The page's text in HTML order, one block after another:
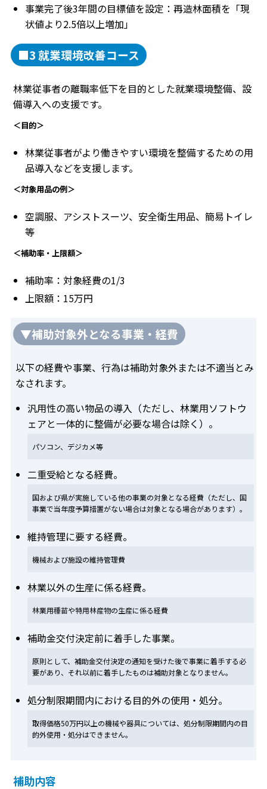
事業完了後3年間の目標値を設定：再造林面積を「現
状値より2.5倍以上増加」
■3 就業環境改善コース
林業従事者の離職率低下を目的とした就業環境整備、設
備導入への支援です。
＜目的＞
林業従事者がより働きやすい環境を整備するための用
品導入などを支援します。
＜対象用品の例＞
空調服、アシストスーツ、安全衛生用品、簡易トイレ
等
＜補助率・上限額＞
補助率：対象経費の1/3
上限額：15万円
▼補助対象外となる事業・経費
以下の経費や事業、行為は補助対象外または不適当とみ
なされます。
汎用性の高い物品の導入（ただし、林業用ソフトウ
ェアと一体的に整備が必要な場合は除く）。
パソコン、デジカメ等
二重受給となる経費。
国および県が実施している他の事業の対象となる経費（ただし、国
事業で当年度予算措置がない場合は対象となる場合があります）。
維持管理に要する経費。
機械および施設の維持管理費
林業以外の生産に係る経費。
林業用種苗や特用林産物の生産に係る経費
補助金交付決定前に着手した事業。
原則として、補助金交付決定の通知を受けた後で事業に着手する必
要があり、それ以前に着手したものは補助対象となりません。
処分制限期間内における目的外の使用・処分。
取得価格50万円以上の機械や器具については、処分制限期間内の目
的外使用・処分はできません。
補助内容